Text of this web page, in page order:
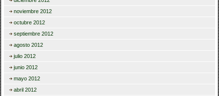
noviembre 2012
octubre 2012
septiembre 2012
agosto 2012
julio 2012
junio 2012
mayo 2012
abril 2012